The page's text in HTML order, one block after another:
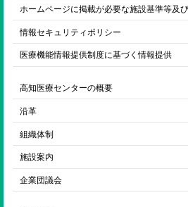
ホームページに掲載が必要な施設基準等及
情報セキュリティポリシー
医療機能情報提供制度に基づく情報提供
高知医療センターの概要
沿革
組織体制
施設案内
企業団議会